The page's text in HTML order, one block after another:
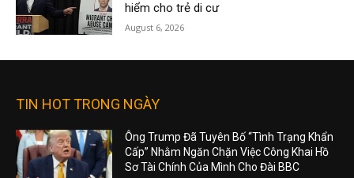
hiểm cho trẻ di cư
August 6, 2026
TIN HOT TRONG NGÀY
Ông Trump Đã Tuyên Bố “Tình Trạng Khẩn
Cấp” Nhằm Ngăn Chặn Việc Công Khai Hồ
Sơ Tài Chính Của Mình Cho Đài BBC